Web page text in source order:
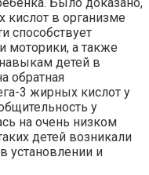
кислот в организме
способствует
моторики, а также
детей в
обратная
3 жирных кислот у
у
на очень низком
детей возникали
установлении и